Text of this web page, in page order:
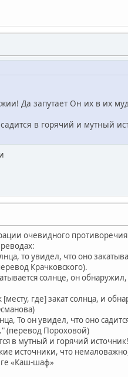
Да запутает Он их в их
в горячий и мутный
очевидного
то увидел, что оно
Крачковского).
солнце, он
где] закат солнца, и
То он увидел, что оно
(перевод Пороховой)
в мутный и горячий источник!
источники, что
«Каш-шаф»